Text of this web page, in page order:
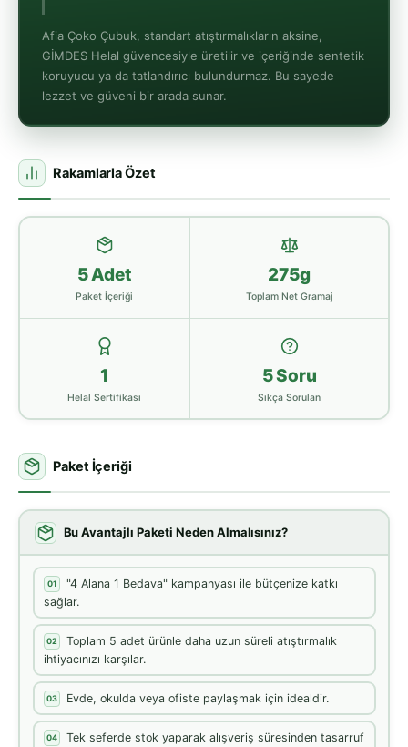
Afia Çoko Çubuk, standart atıştırmalıkların aksine,
GİMDES Helal güvencesiyle üretilir ve içeriğinde sentetik
koruyucu ya da tatlandırıcı bulundurmaz. Bu sayede
lezzet ve güveni bir arada sunar.
Rakamlarla Özet
5 Adet
Paket İçeriği
275g
Toplam Net Gramaj
1
Helal Sertifikası
5 Soru
Sıkça Sorulan
Paket İçeriği
Bu Avantajlı Paketi Neden Almalısınız?
01
"4 Alana 1 Bedava" kampanyası ile bütçenize katkı
sağlar.
02
Toplam 5 adet ürünle daha uzun süreli atıştırmalık
ihtiyacınızı karşılar.
03 Evde, okulda veya ofiste paylaşmak için idealdir.
04
Tek seferde stok yaparak alışveriş süresinden tasarruf